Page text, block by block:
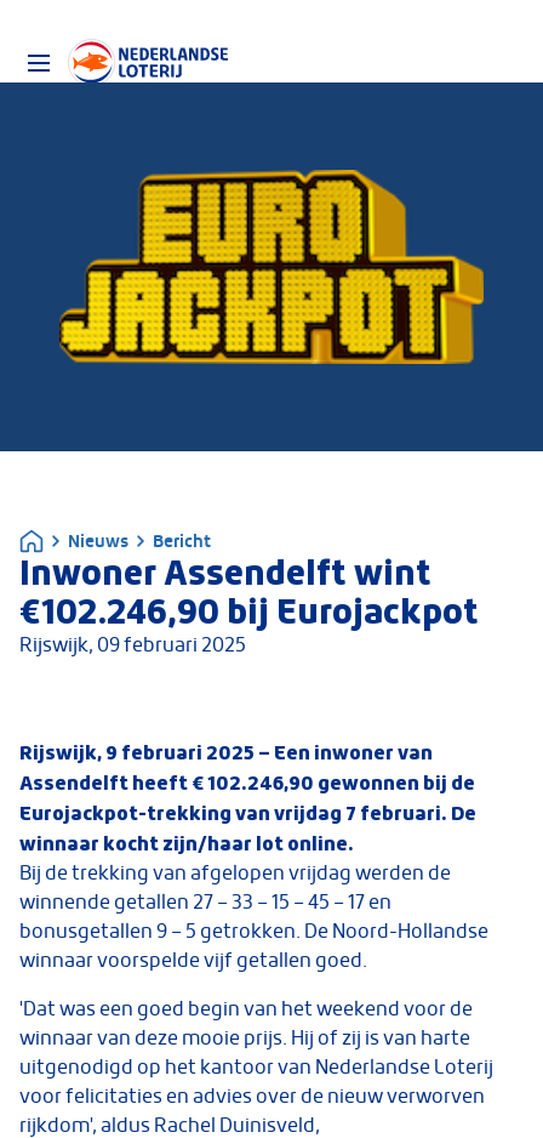
Nieuws Bericht
Inwoner Assendelft wint
€102.246,90 bij Eurojackpot
Rijswijk, 09 februari 2025
Rijswijk, 9 februari 2025 – Een inwoner van
Assendelft heeft € 102.246,90 gewonnen bij de
Eurojackpot-trekking van vrijdag 7 februari. De
winnaar kocht zijn/haar lot online.
Bij de trekking van afgelopen vrijdag werden de
winnende getallen 27 – 33 – 15 – 45 – 17 en
bonusgetallen 9 – 5 getrokken. De Noord-Hollandse
winnaar voorspelde vijf getallen goed.
'Dat was een goed begin van het weekend voor de
winnaar van deze mooie prijs. Hij of zij is van harte
uitgenodigd op het kantoor van Nederlandse Loterij
voor felicitaties en advies over de nieuw verworven
rijkdom', aldus Rachel Duinisveld,